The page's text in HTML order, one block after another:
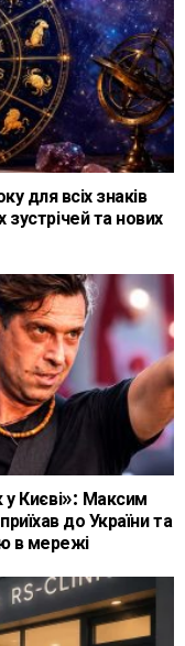
для всіх знаків
зустрічей та нових
у Києві»: Максим
до України та
в мережі